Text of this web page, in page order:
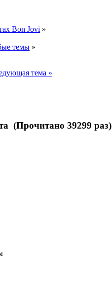
Bon Jovi »
темы »
тема »
(Прочитано 39299 раз)